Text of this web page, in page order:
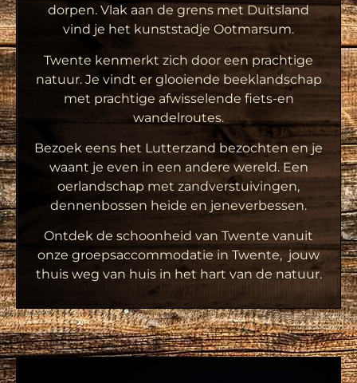
dorpen. Vlak aan de grens met Duitsland
vind je het kunststadje Ootmarsum.
Twente kenmerkt zich door een prachtige
natuur. Je vindt er glooiende beeklandschap
met prachtige afwisselende fiets-en
wandelroutes.
Bezoek eens het Lutterzand bezochten en je
waant je even in een andere wereld. Een
oerlandschap met zandverstuivingen,
dennenbossen heide en jeneverbessen.
Ontdek de schoonheid van Twente vanuit
onze groepsaccommodatie in Twente, jouw
thuis weg van huis in het hart van de natuur.